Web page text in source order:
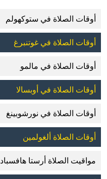
أوقات الصلاة في ستوكهولم
أوقات الصلاة في غوتنبرغ
أوقات الصلاة في مالمو
أوقات الصلاة في أوبسالا
أوقات الصلاة في نورشوبينغ
أوقات الصلاة ألغولمين
مواقيت الصلاة أرستا هافسباد